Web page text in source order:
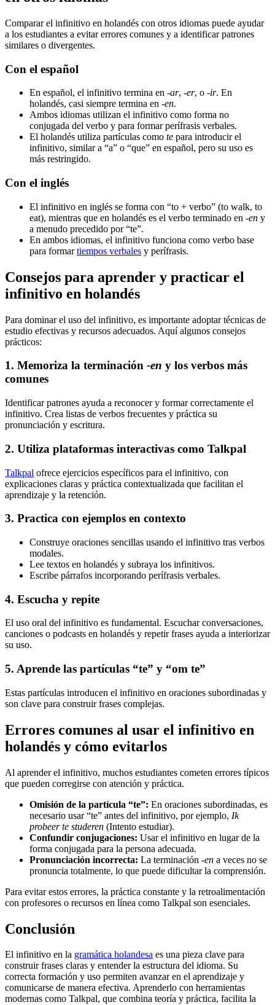
Comparar el infinitivo en holandés con otros idiomas puede ayudar
a los estudiantes a evitar errores comunes y a identificar patrones
similares o divergentes.
Con el español
En español, el infinitivo termina en -ar, -er, o -ir. En
holandés, casi siempre termina en -en.
Ambos idiomas utilizan el infinitivo como forma no
conjugada del verbo y para formar perífrasis verbales.
El holandés utiliza partículas como te para introducir el
infinitivo, similar a “a” o “que” en español, pero su uso es
más restringido.
Con el inglés
El infinitivo en inglés se forma con “to + verbo” (to walk, to
eat), mientras que en holandés es el verbo terminado en -en y
a menudo precedido por “te”.
En ambos idiomas, el infinitivo funciona como verbo base
para formartiempos verbales y perífrasis.
Consejos para aprender y practicar el
infinitivo en holandés
Para dominar el uso del infinitivo, es importante adoptar técnicas de
estudio efectivas y recursos adecuados. Aquí algunos consejos
prácticos:
1. Memoriza la terminación -en y los verbos más
comunes
Identificar patrones ayuda a reconocer y formar correctamente el
infinitivo. Crea listas de verbos frecuentes y práctica su
pronunciación y escritura.
2. Utiliza plataformas interactivas como Talkpal
Talkpal ofrece ejercicios específicos para el infinitivo, con
explicaciones claras y práctica contextualizada que facilitan el
aprendizaje y la retención.
3. Practica con ejemplos en contexto
Construye oraciones sencillas usando el infinitivo tras verbos
modales.
Lee textos en holandés y subraya los infinitivos.
Escribe párrafos incorporando perífrasis verbales.
4. Escucha y repite
El uso oral del infinitivo es fundamental. Escuchar conversaciones,
canciones o podcasts en holandés y repetir frases ayuda a interiorizar
su uso.
5. Aprende las partículas “te” y “om te”
Estas partículas introducen el infinitivo en oraciones subordinadas y
son clave para construir frases complejas.
Errores comunes al usar el infinitivo en
holandés y cómo evitarlos
Al aprender el infinitivo, muchos estudiantes cometen errores típicos
que pueden corregirse con atención y práctica.
Omisión de la partícula “te”: En oraciones subordinadas, es
necesario usar “te” antes del infinitivo, por ejemplo, Ik
probeer te studeren (Intento estudiar).
Confundir conjugaciones: Usar el infinitivo en lugar de la
forma conjugada para la persona adecuada.
Pronunciación incorrecta: La terminación -en a veces no se
pronuncia totalmente, lo que puede dificultar la comprensión.
Para evitar estos errores, la práctica constante y la retroalimentación
con profesores o recursos en línea como Talkpal son esenciales.
Conclusión
El infinitivo en la gramática holandesa es una pieza clave para
construir frases claras y entender la estructura del idioma. Su
correcta formación y uso permiten avanzar en el aprendizaje y
comunicarse de manera efectiva. Aprenderlo con herramientas
modernas como Talkpal, que combina teoría y práctica, facilita la